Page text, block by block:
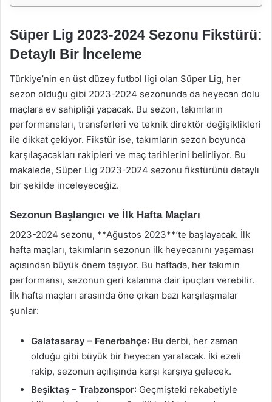
Süper Lig 2023-2024 Sezonu Fikstürü:
Detaylı Bir İnceleme
Türkiye’nin en üst düzey futbol ligi olan Süper Lig, her
sezon olduğu gibi 2023-2024 sezonunda da heyecan dolu
maçlara ev sahipliği yapacak. Bu sezon, takımların
performansları, transferleri ve teknik direktör değişiklikleri
ile dikkat çekiyor. Fikstür ise, takımların sezon boyunca
karşılaşacakları rakipleri ve maç tarihlerini belirliyor. Bu
makalede, Süper Lig 2023-2024 sezonu fikstürünü detaylı
bir şekilde inceleyeceğiz.
Sezonun Başlangıcı ve İlk Hafta Maçları
2023-2024 sezonu, **Ağustos 2023**’te başlayacak. İlk
hafta maçları, takımların sezonun ilk heyecanını yaşaması
açısından büyük önem taşıyor. Bu haftada, her takımın
performansı, sezonun geri kalanına dair ipuçları verebilir.
İlk hafta maçları arasında öne çıkan bazı karşılaşmalar
şunlar:
Galatasaray – Fenerbahçe: Bu derbi, her zaman
olduğu gibi büyük bir heyecan yaratacak. İki ezeli
rakip, sezonun açılışında karşı karşıya gelecek.
Beşiktaş – Trabzonspor: Geçmişteki rekabetiyle